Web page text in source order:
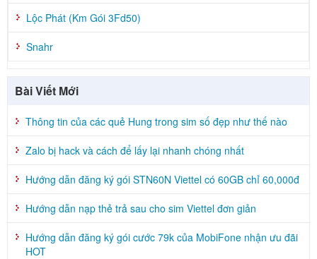
Lộc Phát (Km Gói 3Fd50)
Snahr
Bài Viết Mới
Thông tin của các quẻ Hung trong sim số đẹp như thế nào
Zalo bị hack và cách để lấy lại nhanh chóng nhất
Hướng dẫn đăng ký gói STN60N Viettel có 60GB chỉ 60,000đ
Hướng dẫn nạp thẻ trả sau cho sim Viettel đơn giản
Hướng dẫn đăng ký gói cước 79k của MobiFone nhận ưu đãi
HOT